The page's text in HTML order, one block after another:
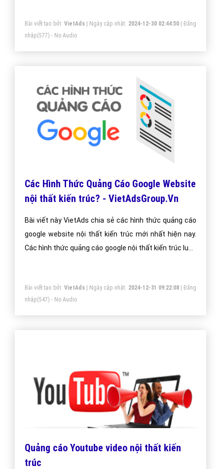
Bài viết tạo bởi: VietAds| Ngày cập nhật: 2024-12-30 02:44:50|Đăng
nhập(577) - No Audio
Các Hình Thức Quảng Cáo Google Website
nội thất kiến trúc? - VietAdsGroup.Vn
Bài viết này VietAds chia sẻ các hình thức quảng cáo
google website nội thất kiến trúc mới nhất hiện nay.
Các hình thức quảng cáo google nội thất kiến trúc luôn
Bài viết tạo bởi: VietAds| Ngày cập nhật: 2024-12-31 09:22:08|Đăng
nhập(547) - No Audio
Quảng cáo Youtube video nội thất kiến
trúc